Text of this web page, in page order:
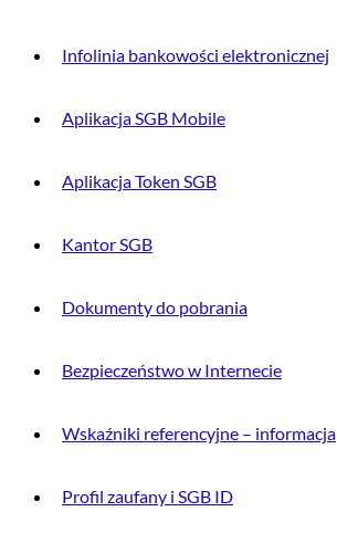
Infolinia bankowości elektronicznej
Aplikacja SGB Mobile
Aplikacja Token SGB
Kantor SGB
Dokumenty do pobrania
Bezpieczeństwo w Internecie
Wskaźniki referencyjne – informacja
Profil zaufany i SGB ID